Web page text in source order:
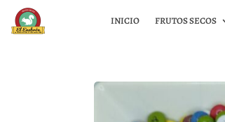
INICIO FRUTOS SECOS